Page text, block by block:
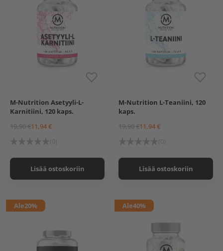
M-Nutrition Asetyyli-L-
Karnitiini, 120 kaps.
19,90 €11,94 €
Lisää ostoskoriin
M-Nutrition L-Teaniini, 120
kaps.
19,90 €11,94 €
Lisää ostoskoriin
Ale20% Ale40%